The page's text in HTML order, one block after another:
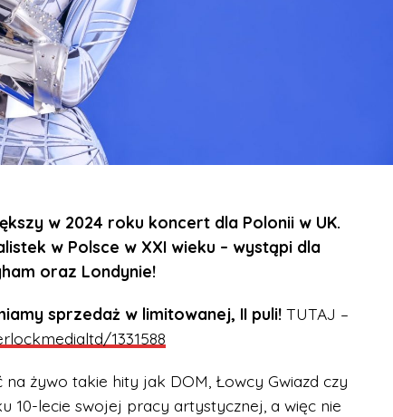
w 2024 roku koncert dla Polonii w UK.
w Polsce w XXI wieku – wystąpi dla
oraz Londynie!
sprzedaż w limitowanej, II puli! TUTAJ –
1331588
żywo takie hity jak DOM, Łowcy Gwiazd czy
10-lecie swojej pracy artystycznej, a więc nie